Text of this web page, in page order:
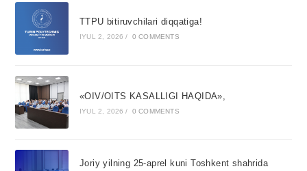
TTPU bitiruvchilari diqqatiga!
IYUL 2, 2026 / 0 COMMENTS
«OIV/OITS KASALLIGI HAQIDA»,
IYUL 2, 2026 / 0 COMMENTS
Joriy yilning 25-aprel kuni Toshkent shahrida